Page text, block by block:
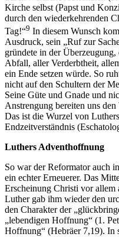
Kirche selbst (Papst und
durch den wiederkehrenden
Tag!“9 In diesem Wunsch
Ausdruck, sein „Ruf zur
gründete in der
Abfall, aller Verderbtheit,
ein Ende setzen würde. So
nicht auf den Schultern der
Seine Güte und Gnade und
Anstrengung bereiten uns
Das ist die Wurzel von
Endzeitverständnis
Luthers Adventhoffnung
So war der Reformator auch
ein echter Erneuerer. Das
Erscheinung Christi vor allem
Luther gab ihm wieder den
den Charakter der
„lebendigen Hoffnung“ (1.
Hoffnung“ (Hebräer 7,19). In